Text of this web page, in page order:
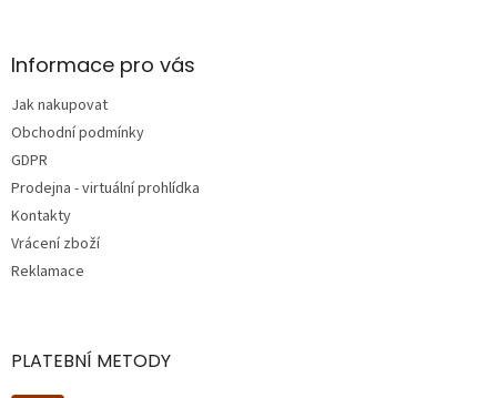
aInformace pro vás
Jak nakupovat
Obchodní podmínky
GDPR
Prodejna - virtuální prohlídka
Kontakty
Vrácení zboží
Reklamace
PLATEBNÍ METODY